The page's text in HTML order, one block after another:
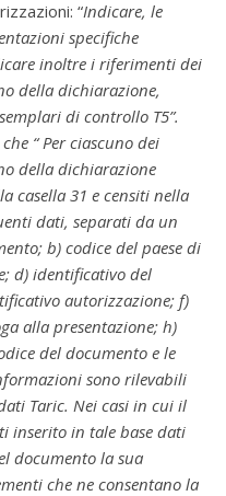
“Indicare, le
specifiche
inoltre i riferimenti dei
della dichiarazione,
di controllo T5”.
“ Per ciascuno dei
della dichiarazione
casella 31 e censiti nella
dati, separati da un
b) codice del paese di
d) identificativo del
autorizzazione; f)
alla presentazione; h)
del documento e le
sono rilevabili
Taric. Nei casi in cui il
inserito in tale base dati
documento la sua
che ne consentano la